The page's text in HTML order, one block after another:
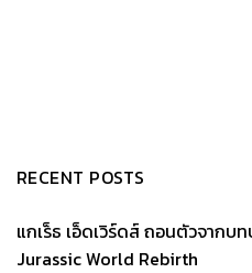
RECENT POSTS
แกเร็ธ เอ็ดเวิร์ดส์ ถอนตัวจาก
Jurassic World Rebirth